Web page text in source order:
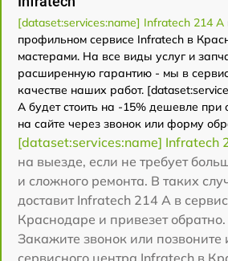
[dataset:services:name] Infratech 214 А
профильном сервисе Infratech в
мастерами. На все виды услуг и
расширенную гарантию - мы в
качестве наших работ.
А будет стоить на -15% дешевле
на сайте через звонок или форму
[dataset:services:name] Infratech
на выезде, если не требует
и сложного ремонта. В таких
доставит Infratech 214 А в
Краснодаре и привезет обратно.
Закажите звонок или позвоните
сервисного центра Infratech в